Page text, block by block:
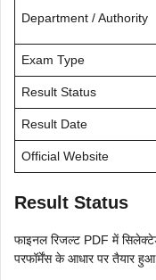
Department / Authority
Exam Type
Result Status
Result Date
Official Website
Result Status
फाइनल रिजल्ट PDF में
परफॉर्मेंस के आधार पर तैयार